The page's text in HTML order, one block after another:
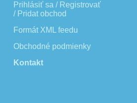
Prihlásiť sa / Registrovať
/ Pridat obchod
Formát XML feedu
Obchodné podmienky
Kontakt